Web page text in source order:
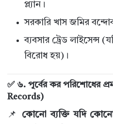
প্ল্যান।
সরকারি খাস জমির
ব্যবসার ট্রেড লাইসেন্স
বিরোধ হয়)।
✅ ৬. পূর্বের কর পরিশোধের
Records)
📌 কোনো ব্যক্তি যদি কোনো